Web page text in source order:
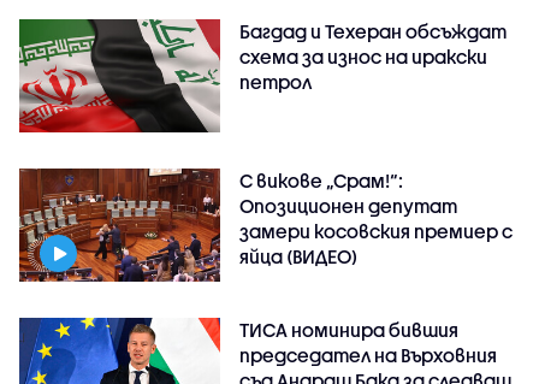
Багдад и Техеран обсъждат
схема за износ на иракски
петрол
С викове „Срам!“:
Опозиционен депутат
замери косовския премиер с
яйца (ВИДЕО)
ТИСА номинира бившия
председател на Върховния